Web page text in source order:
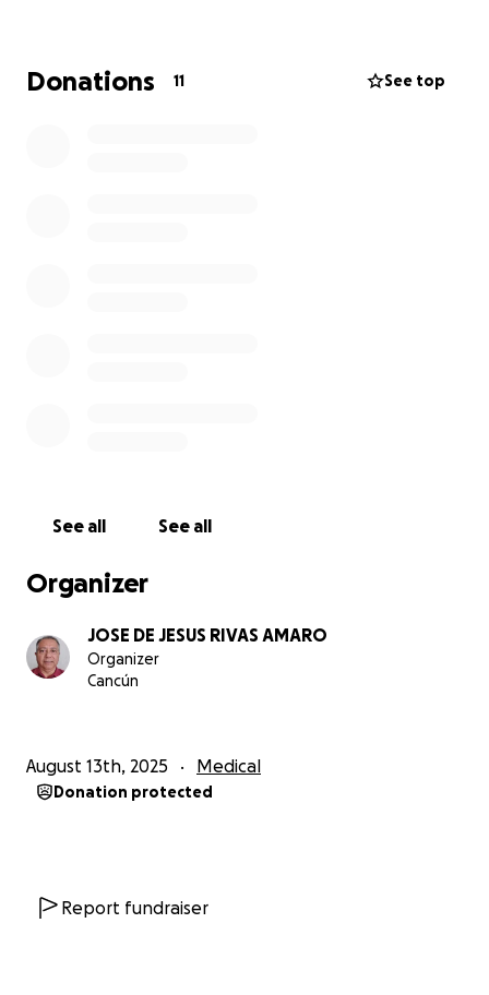
Mi esposa, Maritoni Olvera, es una mujer fabulosa
que goza de la vida, más ahora, que Dios nos dio una
Donations 11 See top
See all See all
Organizer
JOSE DE JESUS RIVAS AMARO
Organizer
Cancún
August 13th, 2025 Medical
Donation protected
Report fundraiser